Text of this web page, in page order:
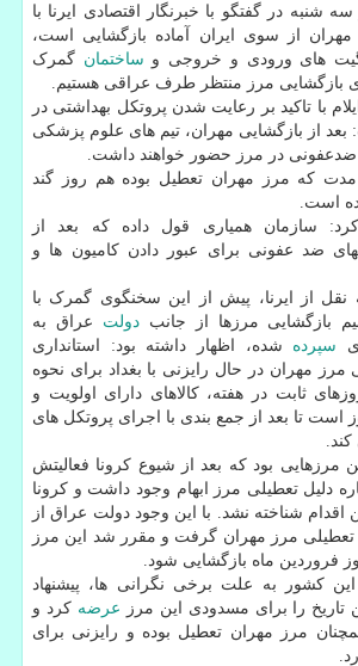
شنبه در گفتگو با خبرنگار اقتصادی ایرنا با
مهران از سوی ایران آماده بازگشایی است،
گیت های ورودی و خروجی و ساختمان گمرک
بازگشایی مرز منتظر طرف عراقی هستیم.
با تاکید بر رعایت شدن پروتکل بهداشتی در
بعد از بازگشایی مهران، تیم های علوم پزشکی
ضدعفونی در مرز حضور خواهند داشت.
که مرز مهران تعطیل بوده هم روز گند
است.
سازمان همیاری قول داده که بعد از
ضد عفونی برای عبور دادن کامیون ها و
نقل از ایرنا، پیش از این سخنگوی گمرک با
بازگشایی مرزها از جانبدولت عراق به
سپرده شده، اظهار داشته بود: استانداری
مهران در حال رایزنی با بغداد برای نحوه
ثابت در هفته، کالاهای دارای اولویت و
است تا بعد از جمع بندی با اجرای پروتکل های
مرزهایی بود که بعد از شیوع کرونا فعالیتش
دلیل تعطیلی مرز ابهام وجود داشت و کرونا
اقدام شناخته نشد. با این وجود دولت عراق از
تعطیلی مرز مهران گرفت و مقرر شد این مرز
فروردین ماه بازگشایی شود.
کشور به علت برخی نگرانی ها، پیشنهاد
تاریخ را برای مسدودی این مرز عرضه کرد و
مرز مهران تعطیل بوده و رایزنی برای